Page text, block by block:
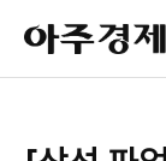
아
주
경